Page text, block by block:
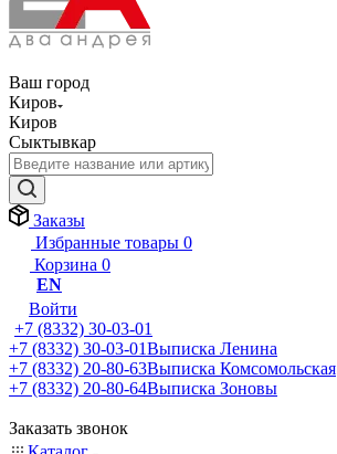
Ваш город
Киров
Киров
Сыктывкар
Заказы
Избранные товары 0
Корзина 0
EN
Войти
+7 (8332) 30-03-01
+7 (8332) 30-03-01Выписка Ленина
+7 (8332) 20-80-63Выписка Комсомольская
+7 (8332) 20-80-64Выписка Зоновы
Заказать звонок